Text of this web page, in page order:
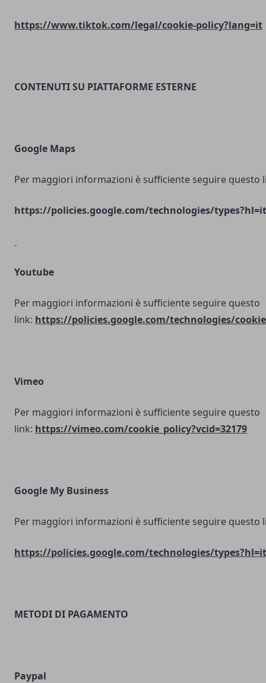
https://www.tiktok.com/legal/cookie-policy?lang=it
CONTENUTI SU PIATTAFORME ESTERNE
Google Maps
Per maggiori informazioni è sufficiente seguire questo
https://policies.google.com/technologies/types?hl=it
Youtube
Per maggiori informazioni è sufficiente seguire questo
link: https://policies.google.com/technologies/
Vimeo
Per maggiori informazioni è sufficiente seguire questo
link: https://vimeo.com/cookie_policy?vcid=32179
Google My Business
Per maggiori informazioni è sufficiente seguire questo
https://policies.google.com/technologies/types?hl=it
METODI DI PAGAMENTO
Paypal